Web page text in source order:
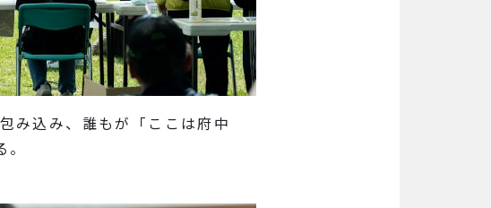
み込み、誰もが「ここは府中